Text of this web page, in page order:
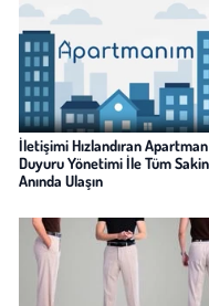
İletişimi Hızlandıran Apartman
Duyuru Yönetimi İle Tüm
Anında Ulaşın